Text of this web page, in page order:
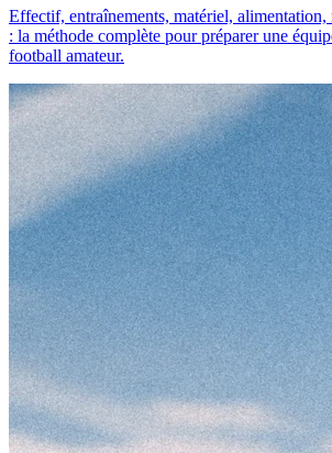
Effectif, entraînements, matériel, alimentation,
: la méthode complète pour préparer une
football amateur.